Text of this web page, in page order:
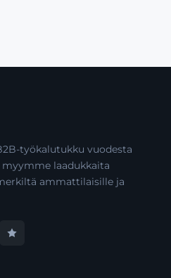
työkalutukku vuodesta
myymme laadukkaita
ammattilaisille ja